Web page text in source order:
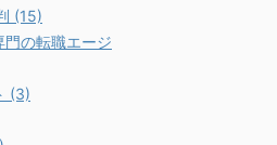
(15)
の転職エージ
(3)